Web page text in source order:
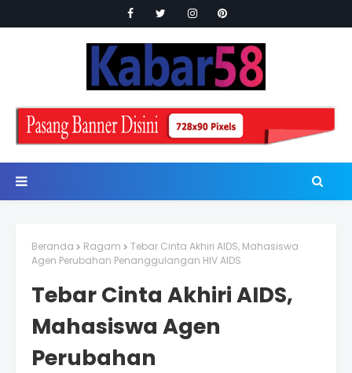
Beranda Ragam
Tebar Cinta Akhiri AIDS, Mahasiswa
Agen Perubahan Penanggulangan HIV AIDS
Tebar Cinta Akhiri AIDS,
Mahasiswa Agen
Perubahan